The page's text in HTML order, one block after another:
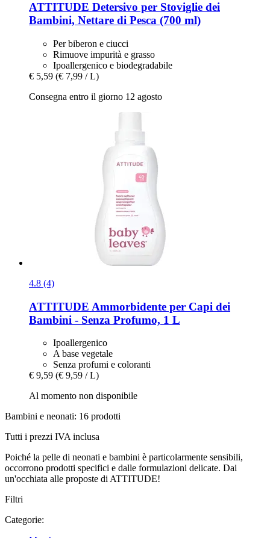
ATTITUDE Detersivo per Stoviglie dei
Bambini, Nettare di Pesca (700 ml)
Per biberon e ciucci
Rimuove impurità e grasso
Ipoallergenico e biodegradabile
€ 5,59 (€ 7,99 / L)
Consegna entro il giorno 12 agosto
4.8 (4)
ATTITUDE Ammorbidente per Capi dei
Bambini -​ Senza Profumo, 1 L
Ipoallergenico
A base vegetale
Senza profumi e coloranti
€ 9,59 (€ 9,59 / L)
Al momento non disponibile
Bambini e neonati: 16 prodotti
Tutti i prezzi IVA inclusa
Poiché la pelle di neonati e bambini è particolarmente sensibili,
occorrono prodotti specifici e dalle formulazioni delicate. Dai
un'occhiata alle proposte di ATTITUDE!
Filtri
Categorie: